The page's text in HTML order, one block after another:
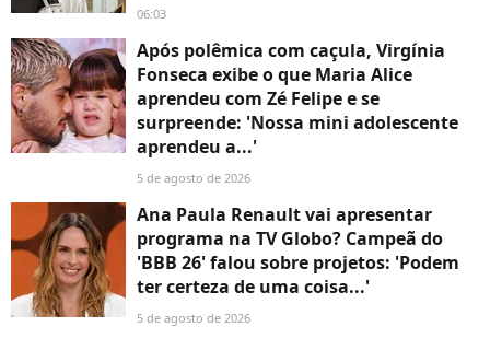
06:03
Após polêmica com caçula, Virgínia
Fonseca exibe o que Maria Alice
aprendeu com Zé Felipe e se
surpreende: 'Nossa mini adolescente
aprendeu a...'
5 de agosto de 2026
Ana Paula Renault vai apresentar
programa na TV Globo? Campeã do
'BBB 26' falou sobre projetos: 'Podem
ter certeza de uma coisa...'
5 de agosto de 2026